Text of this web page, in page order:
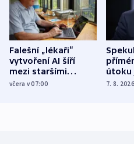
Falešní „lékaři“
vytvoření AI šíří
mezi staršími
Poláky nebezpečné
včera v 07:00
útoku
míní
7. 8. 2026